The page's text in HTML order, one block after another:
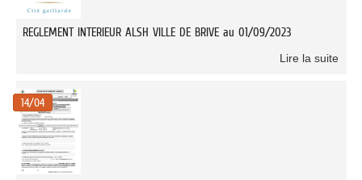
REGLEMENT INTERIEUR ALSH VILLE DE BRIVE au 01/09/2023
Lire la suite
14/04